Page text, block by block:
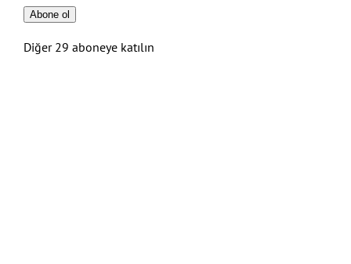
Adresi
Abone ol
Diğer 29 aboneye katılın